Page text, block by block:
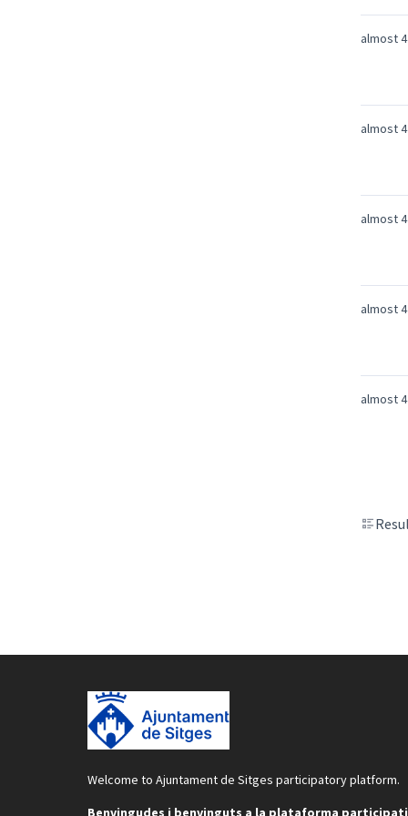
almost
almost
almost
almost
almost
Welcome to Ajuntament de Sitges participatory platform.
Benvingudes i benvinguts a la plataforma